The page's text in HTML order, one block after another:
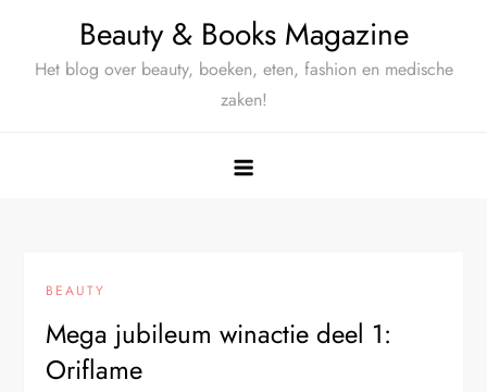
Beauty & Books Magazine
Het blog over beauty, boeken, eten, fashion en medische
zaken!
BEAUTY
Mega jubileum winactie deel 1:
Oriflame